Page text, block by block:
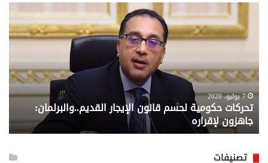
تحركات
حكومية
لحسم
قانون
القديم..والبرلمان:
جاهزون
لإقراره
7 يوليو، 2020
تحركات حكومية لحسم قانون الإيجار القديم..والبرلمان:
جاهزون لإقراره
..
من
تصنيفات